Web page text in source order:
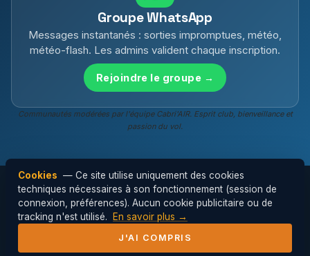
Groupe WhatsApp
Messages instantanés : sorties impromptues, météo,
météo-flash. Les admins valident chaque inscription.
Rejoindre le groupe →
Communautés modérées par l'équipe Cabri'AIR. Esprit club, bienveillance et
passion du vol.
© 2026 Cabri'AIR — Club de parapente de
l'Hérault ·Mentions légales
Cookies — Ce site utilise uniquement des cookies
techniques nécessaires à son fonctionnement (session de
connexion, préférences). Aucun cookie publicitaire ou de
tracking n'est utilisé.
En savoir plus →
J'AI COMPRIS